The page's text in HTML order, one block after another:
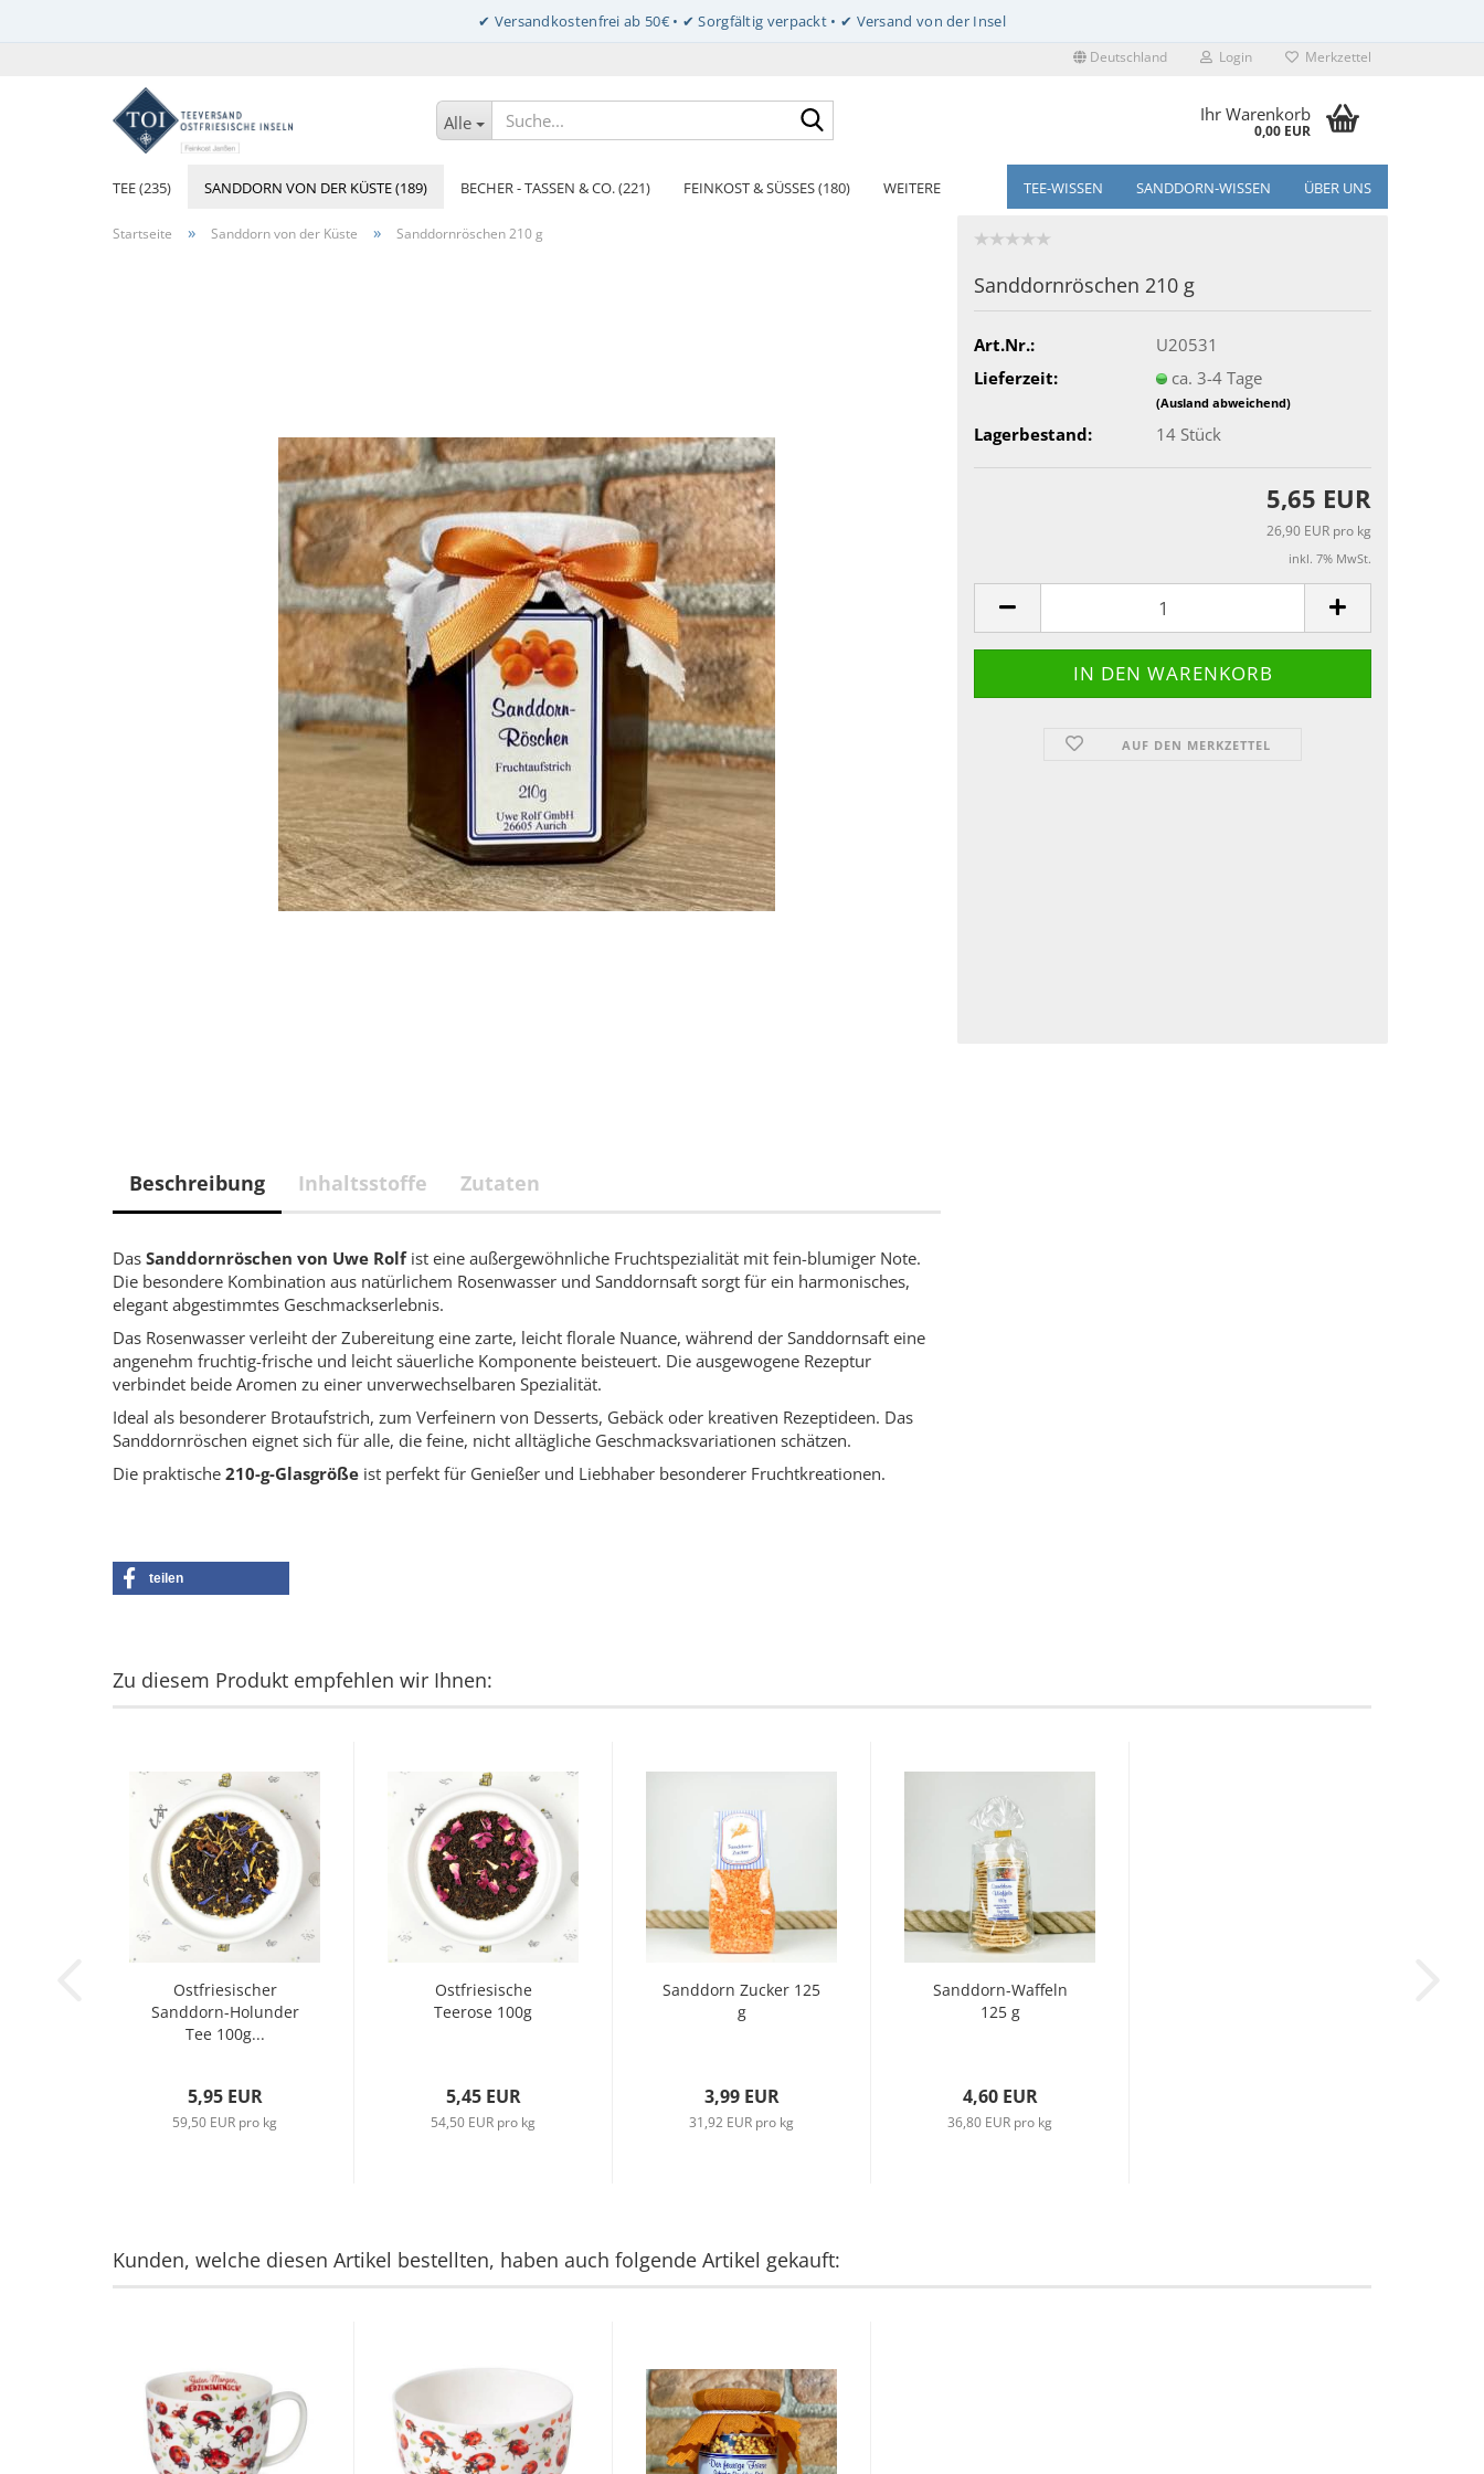
Deutschland Login Merkzettel
Alle Ihr Warenkorb
0,00 EUR
TEE (235) SANDDORN VON DER KÜSTE (189) BECHER - TASSEN & CO. (221) FEINKOST & SÜSSES (180) TEE-WISSEN SANDDORN-WISSEN ÜBER UNS
WEITERE
Startseite » Sanddorn von der Küste » Sanddornröschen 210 g
Sanddornröschen 210 g
Art.Nr.:
U20531
Lieferzeit:
ca. 3-4 Tage
(Ausland abweichend)
Lagerbestand: 14 Stück
5,65 EUR
26,90 EUR pro kg
inkl. 7% MwSt.
AUF DEN MERKZETTEL
Beschreibung Inhaltsstoffe Zutaten
Das Sanddornröschen von Uwe Rolfist eine außergewöhnliche Fruchtspezialität mit fein-blumiger Note.
Die besondere Kombination aus natürlichem Rosenwasser und Sanddornsaft sorgt für ein harmonisches,
elegant abgestimmtes Geschmackserlebnis.
Das Rosenwasser verleiht der Zubereitung eine zarte, leicht florale Nuance, während der Sanddornsaft eine
angenehm fruchtig-frische und leicht säuerliche Komponente beisteuert. Die ausgewogene Rezeptur
verbindet beide Aromen zu einer unverwechselbaren Spezialität.
Ideal als besonderer Brotaufstrich, zum Verfeinern von Desserts, Gebäck oder kreativen Rezeptideen. Das
Sanddornröschen eignet sich für alle, die feine, nicht alltägliche Geschmacksvariationen schätzen.
Die praktische 210-g-Glasgröße ist perfekt für Genießer und Liebhaber besonderer Fruchtkreationen.
teilen
Zu diesem Produkt empfehlen wir Ihnen:
Ostfriesischer
Sanddorn-Holunder
Tee 100g...
5,95 EUR
59,50 EUR pro kg
Ostfriesische
Teerose 100g
5,45 EUR
54,50 EUR pro kg
Sanddorn Zucker 125
g
3,99 EUR
31,92 EUR pro kg
Sanddorn-Waffeln
125 g
4,60 EUR
36,80 EUR pro kg
Kunden, welche diesen Artikel bestellten, haben auch folgende Artikel gekauft: